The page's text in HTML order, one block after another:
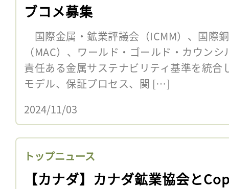
ブコメ募集
国際金属・鉱業評議会（ICMM）、国際
（MAC）、ワールド・ゴールド・カウン
責任ある金属サステナビリティ基準を統合
モデル、保証プロセス、関 […]
2024/11/03
トップニュース
【カナダ】カナダ鉱業協会と